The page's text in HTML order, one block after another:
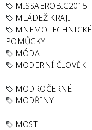
MISSAEROBIC2015
MLÁDEŽ KRAJI
MNEMOTECHNICKÉ
POMŮCKY
MÓDA
MODERNÍ ČLOVĚK
MODROČERNÉ
MODŘINY
MOST